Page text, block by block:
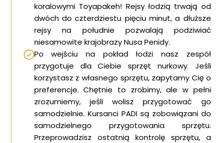
koralowymi Toyapakeh! Rejsy łodzią trwają od
dwóch do czterdziestu pięciu minut, a dłuższe
rejsy na południe pozwalają podziwiać
niesamowite krajobrazy Nusa Penidy.
Po wejściu na pokład łodzi nasz zespół
przygotuje dla Ciebie sprzęt nurkowy. Jeśli
korzystasz z własnego sprzętu, zapytamy Cię o
preferencje. Chętnie to zrobimy, ale w pełni
zrozumiemy, jeśli wolisz przygotować go
samodzielnie. Kursanci PADI są zobowiązani do
samodzielnego przygotowania sprzętu.
Przeprowadzisz ostatnią kontrolę sprzętu, a